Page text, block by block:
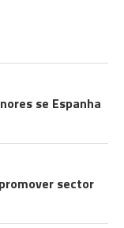
se Espanha
sector